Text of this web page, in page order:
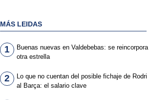
MÁS LEIDAS
1
Buenas nuevas en Valdebebas: se reincorpora
otra estrella
2
Lo que no cuentan del posible fichaje de Rodri
al Barça: el salario clave